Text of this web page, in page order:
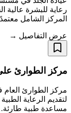
رعاية للبشرة عالية
المركز الشامل
عرض التفاصيل →
مركز الطوارئ على مدار
مركز الطوارئ
لتقديم الرعاية
مساعدة طبية